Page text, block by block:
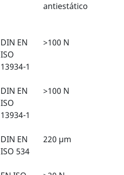
antiestático
DIN EN
ISO
13934-1
>100 N
DIN EN
ISO
13934-1
>100 N
DIN EN
ISO 534
220 µm